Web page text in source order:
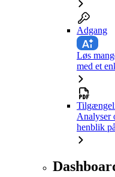
Adgang
Løs
med et
Analyser
henblik